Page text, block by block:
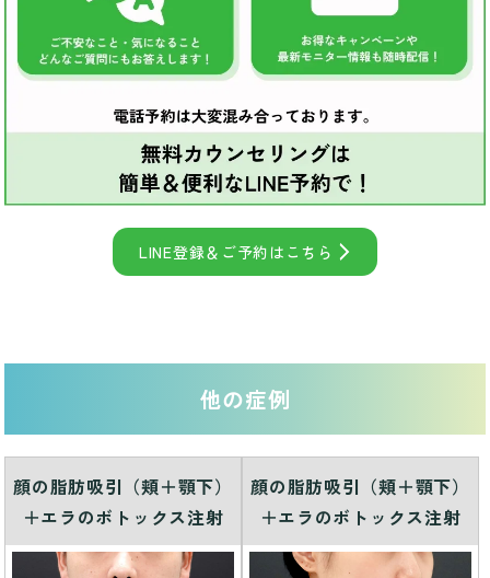
LINE登録＆ご予約はこちら
他の症例
顔の脂肪吸引（頬＋顎下）
＋エラのボトックス注射
顔の脂肪吸引（頬＋顎下）
＋エラのボトックス注射